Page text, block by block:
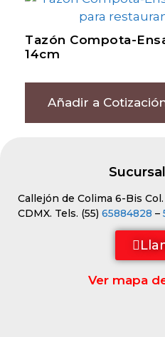
Tazón Compota-
14cm
Añadir a
Callejón de Colima 6-Bis
CDMX. Tels. (55) 65884828 –
Ver mapa